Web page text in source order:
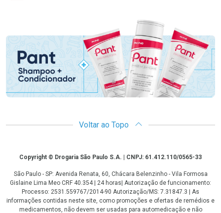
Promoção em Destaque
Voltar ao Topo
CopyrightCopyright © Drogaria São Paulo S.A. | CNPJ: 61.412.110/0565-33
São Paulo - SP: Avenida Renata, 60, Chácara Belenzinho - Vila Formosa
Gislaine Lima Meo CRF 40.354 | 24 horas| Autorização de funcionamento:
Processo: 2531.559767/2014-90 Autorização/MS: 7.31847.3 | As
informações contidas neste site, como promoções e ofertas de remédios e
medicamentos, não devem ser usadas para automedicação e não